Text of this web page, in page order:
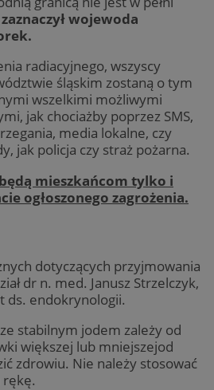
zaznaczył wojewoda
radiacyjnego, wszyscy
śląskim zostaną o tym
wszelkimi możliwymi
jak chociażby poprzez SMS,
media lokalne, czy
jak policja czy straż pożarna.
mieszkańcom tylko i
ogłoszonego zagrożenia.
dotyczących przyjmowania
dr n. med. Janusz Strzelczyk,
ds. endokrynologii.
stabilnym jodem zależy od
większej lub mniejszejod
zdrowiu. Nie należy stosować
rękę.